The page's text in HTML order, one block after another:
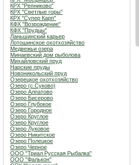
КРХ "Репниково"
КРХ "Светлые горы"
КРХ "Супер Карп"
КФХ "Возрождение"
КФХ "Прудцы"
Ланьшинский карьер
Лотошинское охотхозяйство
Медвежьи озера
Минаевский дом рыболова
Михайловский пруд
Нарские пруды
Новоникольский пруд
Озерецкое охотхозяйство
Озеро (c.Суково)
Озеро Алпатово
Озеро Бисерово
Озеро Глубокое
Озеро Городное
Озеро Круглое
Озеро Круглое
Озеро Луковое
Озеро Никитское
Озеро Полецкое
Озеро Черное
ООО "Триал Русская Рыбалка"
ООО "Фалькон"